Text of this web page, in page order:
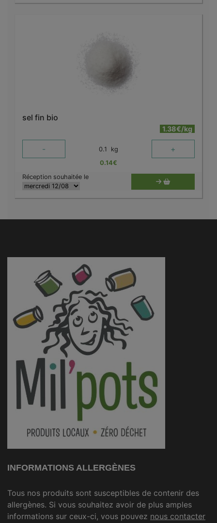
sel fin bio
1.38€/kg
- 0.1 kg +
0.14€
Réception souhaitée le
INFORMATIONS ALLERGÈNES
Tous nos produits sont susceptibles de contenir des
allergènes. Si vous souhaitez avoir de plus amples
informations sur ceux-ci, vous pouvez nous contacter